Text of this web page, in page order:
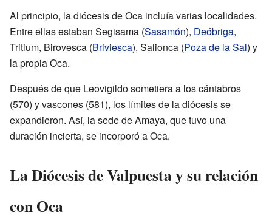
Al principio, la diócesis de Oca incluía varias localidades.
Entre ellas estaban Segisama (Sasamón), Deóbriga,
Tritium, Birovesca (Briviesca), Salionca (Poza de la Sal) y
la propia Oca.
Después de que Leovigildo sometiera a los cántabros
(570) y vascones (581), los límites de la diócesis se
expandieron. Así, la sede de Amaya, que tuvo una
duración incierta, se incorporó a Oca.
La Diócesis de Valpuesta y su relación
con Oca